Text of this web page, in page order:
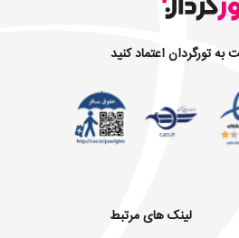
به تورگردان اعتماد کنید
لینک های مرتبط